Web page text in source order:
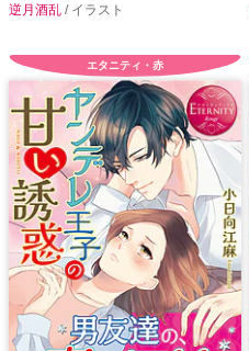
逆月酒乱 / イラスト
エタニティ・赤